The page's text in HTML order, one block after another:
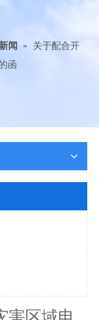
闻 »
关于配合开
函